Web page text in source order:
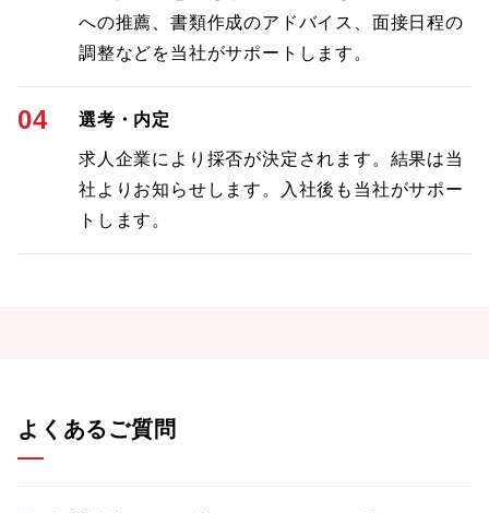
への推薦、書類作成のアドバイス、面接日程の
調整などを当社がサポートします。
04 選考・内定
求人企業により採否が決定されます。結果は当
社よりお知らせします。入社後も当社がサポー
トします。
よくあるご質問